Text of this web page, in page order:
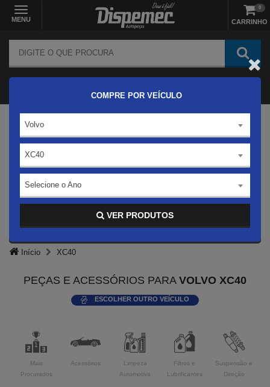
MENU CARRINHO
0
COMPRE POR VEÍCULO
Volvo
XC40
Selecione o Ano
VER PRODUTOS
Início XC40
PEÇAS E ACESSÓRIOS PARA VOLVO XC40
ESCOLHER OUTRO VEÍCULO
Mais
Procurados
Acessórios
Limpeza
Automotiva
Filtros e
Lubrificantes
Suspensão e
Direção